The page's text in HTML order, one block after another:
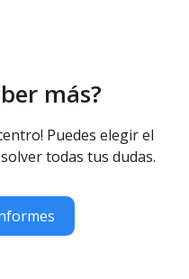
más?
Puedes elegir el
todas tus dudas.